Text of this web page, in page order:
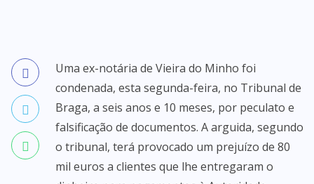
Uma ex-notária de Vieira do Minho foi
condenada, esta segunda-feira, no Tribunal de
Braga, a seis anos e 10 meses, por peculato e
falsificação de documentos. A arguida, segundo
o tribunal, terá provocado um prejuízo de 80
mil euros a clientes que lhe entregaram o